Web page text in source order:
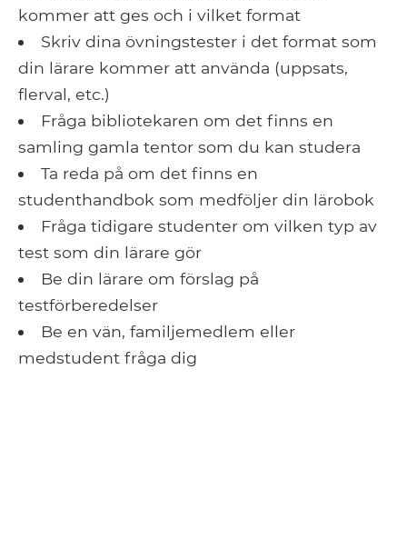
kommer att ges och i vilket format
Skriv dina övningstester i det format som
din lärare kommer att använda (uppsats,
flerval, etc.)
Fråga bibliotekaren om det finns en
samling gamla tentor som du kan studera
Ta reda på om det finns en
studenthandbok som medföljer din lärobok
Fråga tidigare studenter om vilken typ av
test som din lärare gör
Be din lärare om förslag på
testförberedelser
Be en vän, familjemedlem eller
medstudent fråga dig